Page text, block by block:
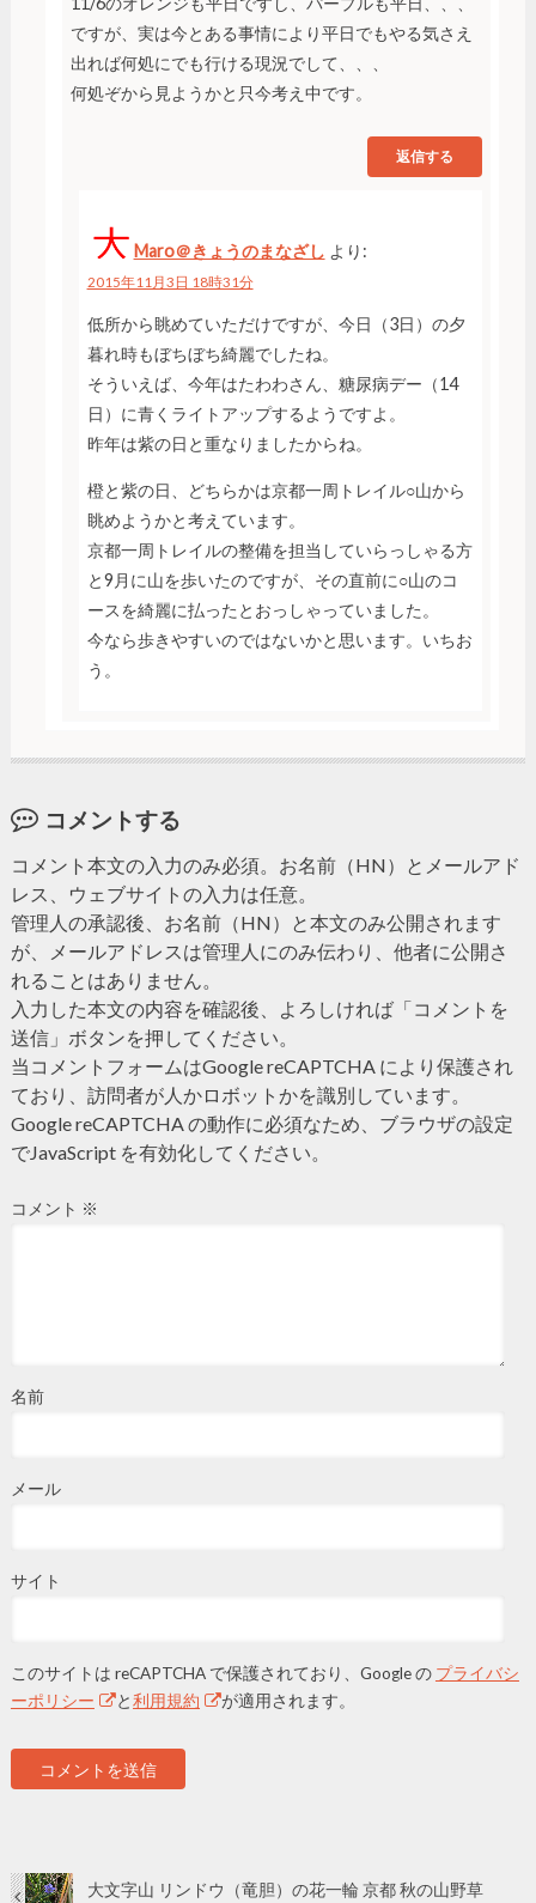
ですが、実は今とある事情により平日でもやる気さえ
出れば何処にでも行ける現況でして、、、
何処ぞから見ようかと只今考え中です。
返信する
Maro＠きょうのまなざし より:
2015年11月3日 18時31分
低所から眺めていただけですが、今日（3日）の夕
暮れ時もぼちぼち綺麗でしたね。
そういえば、今年はたわわさん、糖尿病デー（14
日）に青くライトアップするようですよ。
昨年は紫の日と重なりましたからね。
橙と紫の日、どちらかは京都一周トレイル○山から
眺めようかと考えています。
京都一周トレイルの整備を担当していらっしゃる方
と9月に山を歩いたのですが、その直前に○山のコ
ースを綺麗に払ったとおっしゃっていました。
今なら歩きやすいのではないかと思います。いちお
う。
コメントする
コメント本文の入力のみ必須。お名前（HN）とメールアド
レス、ウェブサイトの入力は任意。
管理人の承認後、お名前（HN）と本文のみ公開されます
が、メールアドレスは管理人にのみ伝わり、他者に公開さ
れることはありません。
入力した本文の内容を確認後、よろしければ「コメントを
送信」ボタンを押してください。
当コメントフォームはGoogle reCAPTCHA により保護され
ており、訪問者が人かロボットかを識別しています。
Google reCAPTCHA の動作に必須なため、ブラウザの設定
でJavaScript を有効化してください。
コメント ※
名前
メール
サイト
このサイトは reCAPTCHA で保護されており、Google の プライバシ
ーポリシー
と利用規約 が適用されます。
大文字山 リンドウ（竜胆）の花一輪 京都 秋の山野草